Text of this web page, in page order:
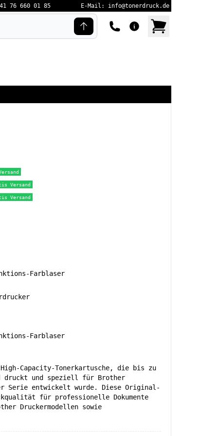
76 660 01 85 E-Mail: info@tonerdruck.de
Versand
Versand
Farblaser
Farblaser
Capacity-Tonerkartusche, die bis zu
druckt und speziell für Brother
Serie entwickelt wurde. Diese Original-
für professionelle Dokumente
Druckermodellen sowie